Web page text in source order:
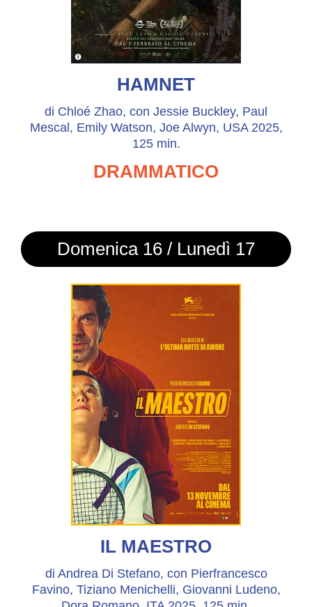
HAMNET
di Chloé Zhao, con Jessie Buckley, Paul
Mescal, Emily Watson, Joe Alwyn, USA 2025,
125 min.
DRAMMATICO
Domenica 16 / Lunedì 17
IL MAESTRO
di Andrea Di Stefano, con Pierfrancesco
Favino, Tiziano Menichelli, Giovanni Ludeno,